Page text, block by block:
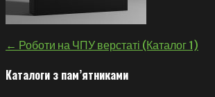
Навігація
записів
← Роботи на ЧПУ верстаті (Каталог 1)
Каталоги з пам’ятниками